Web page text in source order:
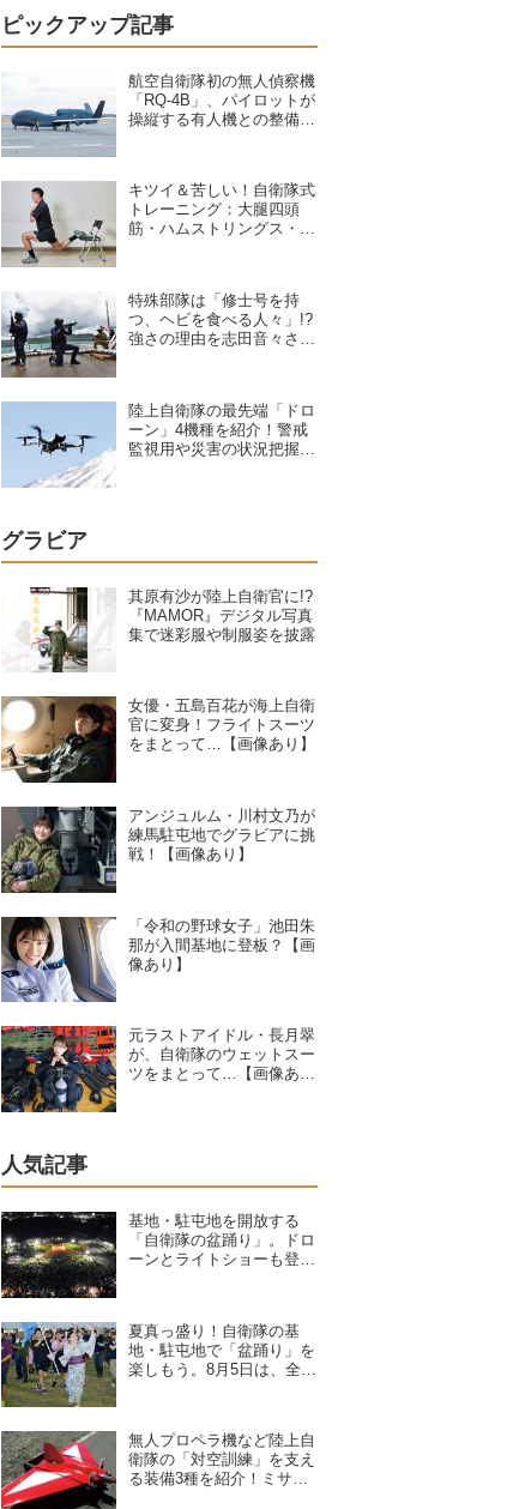
ピックアップ記事
航空自衛隊初の無人偵察機
「RQ-4B」、パイロットが
操縦する有人機との整備の
キツイ＆苦しい！自衛隊式
トレーニング：大腿四頭
筋・ハムストリングス・大
特殊部隊は「修士号を持
つ、ヘビを食べる人々」!?
強さの理由を志田音々さん
陸上自衛隊の最先端「ドロ
ーン」4機種を紹介！警戒
監視用や災害の状況把握に
グラビア
其原有沙が陸上自衛官に!?
『MAMOR』デジタル写真
集で迷彩服や制服姿を披露
女優・五島百花が海上自衛
官に変身！フライトスーツ
をまとって…【画像あり】
アンジュルム・川村文乃が
練馬駐屯地でグラビアに挑
戦！【画像あり】
「令和の野球女子」池田朱
那が入間基地に登板？【画
像あり】
元ラストアイドル・長月翠
が、自衛隊のウェットスー
ツをまとって…【画像あ
人気記事
基地・駐屯地を開放する
「自衛隊の盆踊り」。ドロ
ーンとライトショーも登
夏真っ盛り！自衛隊の基
地・駐屯地で「盆踊り」を
楽しもう。8月5日は、全国
無人プロペラ機など陸上自
衛隊の「対空訓練」を支え
る装備3種を紹介！ミサイ